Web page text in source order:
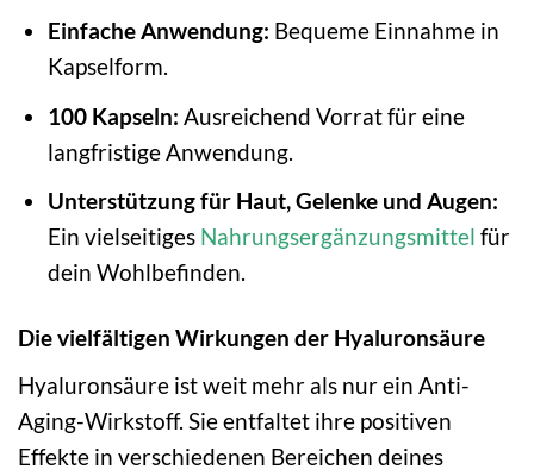
Einfache Anwendung: Bequeme Einnahme in
Kapselform.
100 Kapseln: Ausreichend Vorrat für eine
langfristige Anwendung.
Unterstützung für Haut, Gelenke und Augen:
Ein vielseitiges Nahrungsergänzungsmittel für
dein Wohlbefinden.
Die vielfältigen Wirkungen der Hyaluronsäure
Hyaluronsäure ist weit mehr als nur ein Anti-
Aging-Wirkstoff. Sie entfaltet ihre positiven
Effekte in verschiedenen Bereichen deines